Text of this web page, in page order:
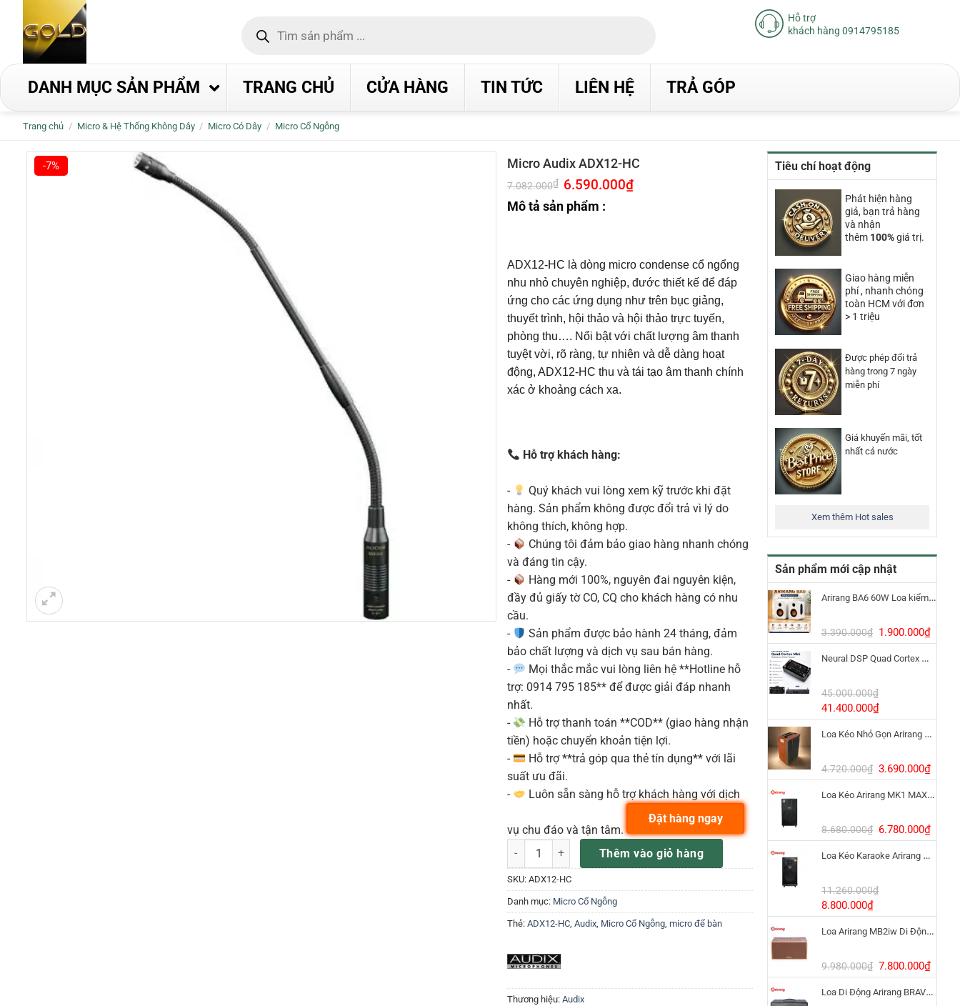
dung
kiếm
Hỗ trợ
khách hàng 0914795185
DANH MỤC SẢN PHẨM TRANG CHỦ CỬA HÀNG TIN TỨC LIÊN HỆ TRẢ GÓP
Trang chủ / Micro & Hệ Thống Không Dây / Micro Có Dây / Micro Cổ Ngỗng
Tiêu chí hoạt động
Phát hiện hàng
giả, bạn trả hàng
và nhận
thêm 100%giá trị.
Giao hàng miễn
phí , nhanh chóng
toàn HCM với đơn
> 1 triệu
Được phép đổi trả
hàng trong 7 ngày
miễn phí
Giá khuyến mãi, tốt
nhất cả nước
Xem thêm Hot sales
Sản phẩm mới cập nhật
Arirang BA6 60W Loa kiểm âm Bluetooth 5.3
3.390.000₫ Giá
gốc
là:
1.900.000₫Giá
hiện
Neural DSP Quad Cortex Mini – Amp Modeler Cao Cấp
45.000.000₫
Giá
gốc
là:
41.400.000₫Giá
hiện
tại
41.400.000₫.
Loa Kéo Nhỏ Gọn Arirang MKS2.5 Bass 12 Inch
4.720.000₫ Giá
gốc
là:
3.690.000₫Giá
hiện
tại
Loa Kéo Arirang MK1 MAX 1200W Pin LiFePo4
8.680.000₫ Giá
gốc
là:
6.780.000₫Giá
hiện
Loa Kéo Karaoke Arirang MK6 MAX Bass 40cm
11.260.000₫
Giá
gốc
là:
8.800.000₫Giá
hiện
tại
8.800.000₫.
Loa Arirang MB2iw Di Động 1200W Kèm Micro
9.980.000₫ Giá
gốc
là:
7.800.000₫Giá
hiện
tại
Loa Di Động Arirang BRAVO 8 800W Có Micro
-7% Micro Audix ADX12-HC
7.082.000₫ Giá
gốc
là:
7.082.000₫.
6.590.000₫Giá
Mô tả sản phẩm :
ADX12-HC là dòng micro condense cổ ngổng
nhu nhỏ chuyên nghiệp, đước thiết kế để đáp
ứng cho các ứng dụng như trên bục giảng,
thuyết trình, hội thảo và hội thảo trực tuyến,
phòng thu…. Nổi bật với chất lượng âm thanh
tuyệt vời, rõ ràng, tự nhiên và dễ dàng hoạt
động, ADX12-HC thu và tái tạo âm thanh chính
xác ở khoảng cách xa.
Hỗ trợ khách hàng:
-
Quý khách vui lòng xem kỹ trước khi đặt
hàng. Sản phẩm không được đổi trả vì lý do
không thích, không hợp.
-
Chúng tôi đảm bảo giao hàng nhanh chóng
và đáng tin cậy.
-
Hàng mới 100%, nguyên đai nguyên kiện,
đầy đủ giấy tờ CO, CQ cho khách hàng có nhu
cầu.
-
Sản phẩm được bảo hành 24 tháng, đảm
bảo chất lượng và dịch vụ sau bán hàng.
-
Mọi thắc mắc vui lòng liên hệ **Hotline hỗ
trợ: 0914 795 185** để được giải đáp nhanh
nhất.
-
Hỗ trợ thanh toán **COD** (giao hàng nhận
tiền) hoặc chuyển khoản tiện lợi.
-
Hỗ trợ **trả góp qua thẻ tín dụng** với lãi
suất ưu đãi.
-
Luôn sẵn sàng hỗ trợ khách hàng với dịch
vụ chu đáo và tận tâm.
Micro Audix ADX12-HC số lượngThêm vào giỏ hàng
Đặt hàng ngay
SKU: ADX12-HC
Danh mục: Micro Cổ Ngỗng
Thẻ: ADX12-HC, Audix, Micro Cổ Ngỗng, micro để bàn
Thương hiệu: Audix